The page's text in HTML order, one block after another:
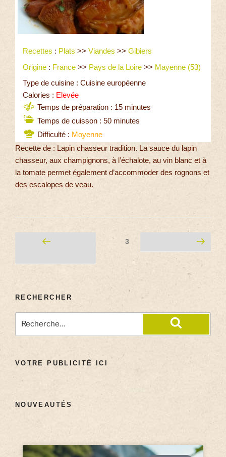
Recettes : Plats >> Viandes >> Gibiers
Origine : France >> Pays de la Loire >> Mayenne (53)
Type de cuisine : Cuisine européenne
Calories : Elevée
Temps de préparation : 15 minutes
Temps de cuisson : 50 minutes
Difficulté : Moyenne
Recette de : Lapin chasseur tradition. La sauce du lapin
chasseur, aux champignons, à l’échalote, au vin blanc et à
la tomate permet également d’accommoder des rognons et
des escalopes de veau.
3
RECHERCHER
VOTRE PUBLICITÉ ICI
NOUVEAUTÉS